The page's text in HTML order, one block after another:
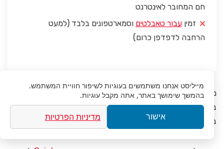
חם המחובר לאינטרנט
זמין עבור טאבלטים וסמארטפונים בלבד (למעט
הרחבה לדפדפן כרום)
מעבר לתמיכה מלאה ב-500 מטבעות קריפטו שונים, תוכלו לאחסן
בארנק גם NFT (טוקן חסר תחליף) שהפך לטרנד החם והמדובר
ביותר בעולם הקריפטו
ובתחום המטאוורס.
מייליסט אנחנו משתמשים בעוגיות לשיפור חוויית המשתמש.
בהמשך שימושך באתר, אתה מקבל עוגיות.
אישור מדיניות הפרטיות